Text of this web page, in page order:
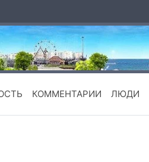
КОММЕНТАРИИ ЛЮДИ